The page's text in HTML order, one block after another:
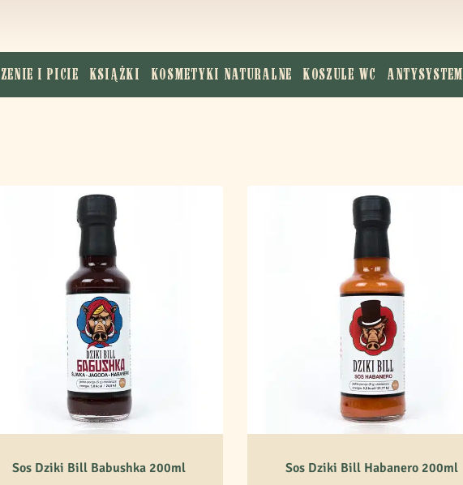
I PICIE KSIĄŻKI KOSMETYKI NATURALNE KOSZULE WC ANTYSYSTEM
Sos Dziki Bill Babushka 200ml Sos Dziki Bill Habanero 200ml